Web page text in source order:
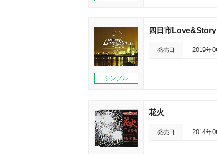
シングル
四日市Love&Story
発売日 2019年
花火
発売日 2014年